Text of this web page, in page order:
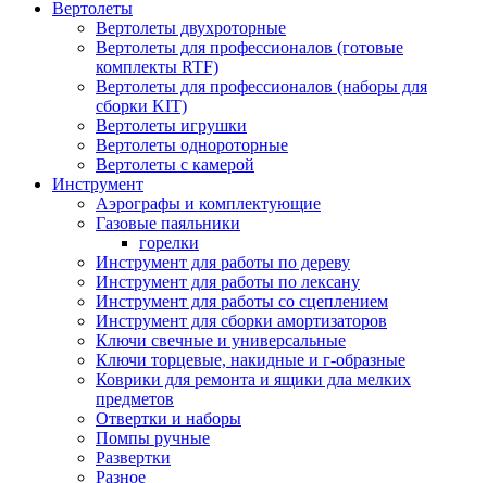
Вертолеты
Вертолеты двухроторные
Вертолеты для профессионалов (готовые
комплекты RTF)
Вертолеты для профессионалов (наборы для
сборки KIT)
Вертолеты игрушки
Вертолеты однороторные
Вертолеты с камерой
Инструмент
Аэрографы и комплектующие
Газовые паяльники
горелки
Инструмент для работы по дереву
Инструмент для работы по лексану
Инструмент для работы со сцеплением
Инструмент для сборки амортизаторов
Ключи свечные и универсальные
Ключи торцевые, накидные и г-образные
Коврики для ремонта и ящики дла мелких
предметов
Отвертки и наборы
Помпы ручные
Развертки
Разное